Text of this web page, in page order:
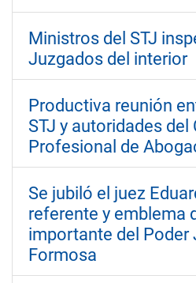
Ministros del STJ
Juzgados del interior
Productiva reunión
STJ y autoridades del
Profesional de
Se jubiló el juez
referente y emblema
importante del Poder
Formosa